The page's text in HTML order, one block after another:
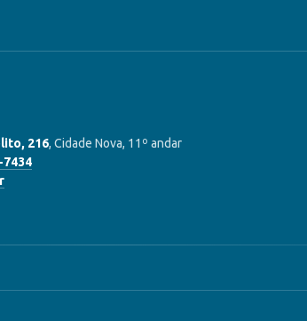
216, Cidade Nova, 11º andar
7434